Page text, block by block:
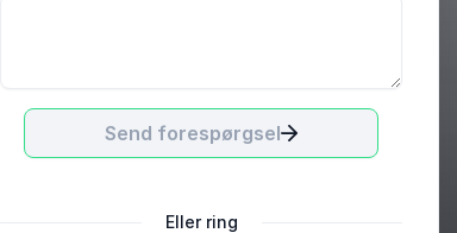
Send forespørgsel
Eller ring